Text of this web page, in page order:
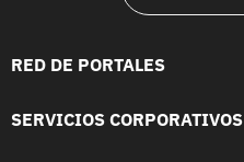
RED DE PORTALES
SERVICIOS CORPORATIVOS